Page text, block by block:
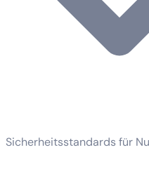
Sicherheitsstandards für